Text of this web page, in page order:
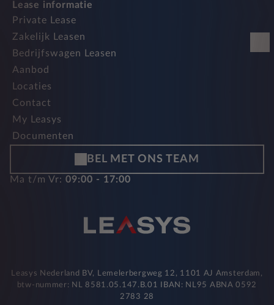
Lease informatie
Private Lease
Zakelijk Leasen
Bedrijfswagen Leasen
Aanbod
Locaties
Contact
My Leasys
Documenten
BEL MET ONS TEAM
Ma t/m Vr: 09:00 - 17:00
Leasys Nederland BV, Lemelerbergweg 12, 1101 AJ Amsterdam,
btw-nummer: NL 8581.05.147.B.01 IBAN: NL95 ABNA 0592
2783 28